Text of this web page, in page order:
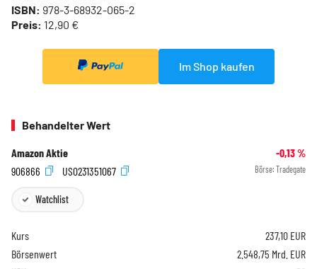
ISBN: 978-3-68932-065-2
Preis: 12,90 €
Im Shop kaufen
Behandelter Wert
Amazon Aktie -0,13%
906866
US0231351067 Börse: Tradegate
Watchlist
Kurs 237,10 EUR
Börsenwert
2.548,75 Mrd. EUR